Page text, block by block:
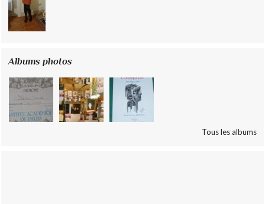
Albums photos
Tous les albums